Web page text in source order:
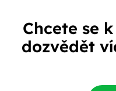
Chcete se
dozvědět